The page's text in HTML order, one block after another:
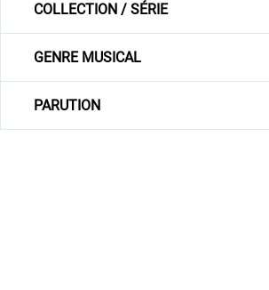
COLLECTION / SÉRIE
GENRE MUSICAL
PARUTION